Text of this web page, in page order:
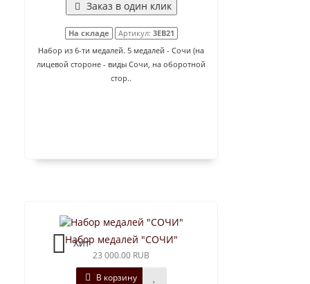
Заказ в один клик
На складе Артикул: 3EB21
Набор из 6-ти медалей. 5 медалей - Сочи (на
лицевой стороне - виды Сочи, на оборотной
стор..
Хит
Набор медалей "СОЧИ"
23 000.00 RUB
В корзину